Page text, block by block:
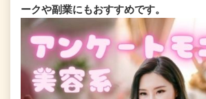
ークや副業にもおすすめです。